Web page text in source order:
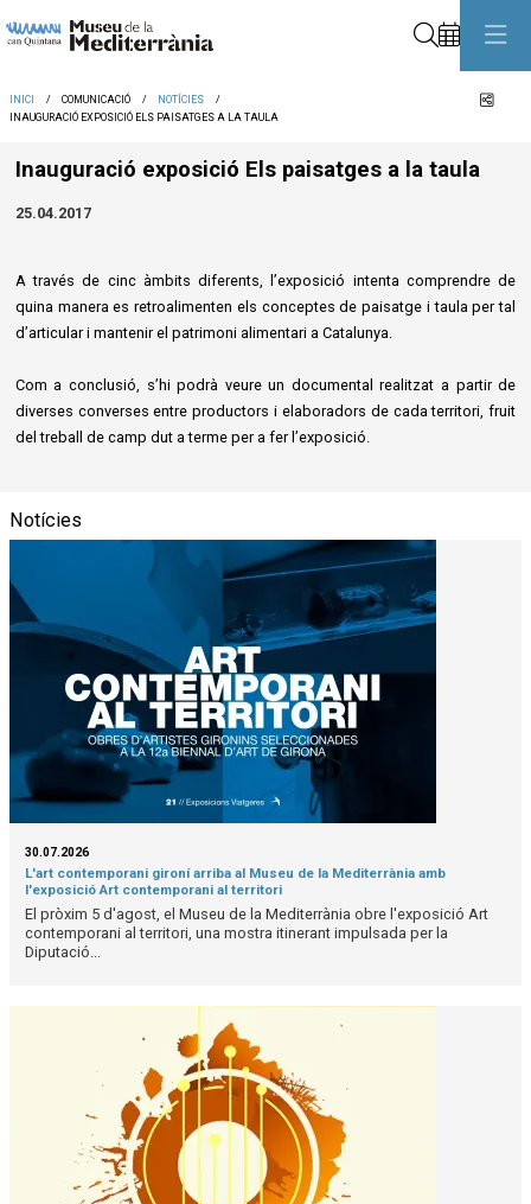
INICI COMUNICACIÓ
NOTÍCIES
INAUGURACIÓ EXPOSICIÓ ELS PAISATGES A LA TAULA
Inauguració exposició Els paisatges a la taula
25.04.2017
A través de cinc àmbits diferents, l’exposició intenta comprendre de
quina manera es retroalimenten els conceptes de paisatge i taula per tal
d’articular i mantenir el patrimoni alimentari a Catalunya.
Com a conclusió, s’hi podrà veure un documental realitzat a partir de
diverses converses entre productors i elaboradors de cada territori, fruit
del treball de camp dut a terme per a fer l’exposició.
Notícies
30.07.2026
L'art contemporani gironí arriba al Museu de la Mediterrània amb
l'exposició Art contemporani al territori
El pròxim 5 d'agost, el Museu de la Mediterrània obre l'exposició Art
contemporani al territori, una mostra itinerant impulsada per la
Diputació...